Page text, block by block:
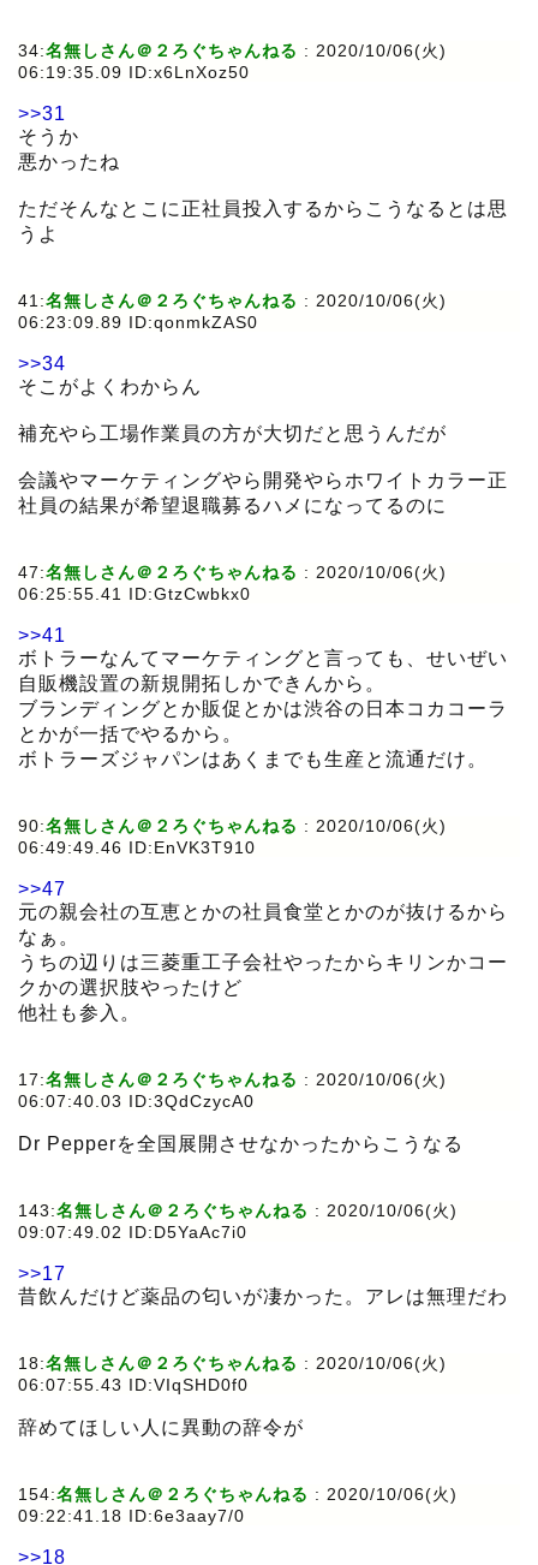
34:名無しさん＠２ろぐちゃんねる : 2020/10/06(火)
06:19:35.09 ID:x6LnXoz50
>>31
そうか
悪かったね
ただそんなとこに正社員投入するからこうなるとは思
うよ
41:名無しさん＠２ろぐちゃんねる : 2020/10/06(火)
06:23:09.89 ID:qonmkZAS0
>>34
そこがよくわからん
補充やら工場作業員の方が大切だと思うんだが
会議やマーケティングやら開発やらホワイトカラー正
社員の結果が希望退職募るハメになってるのに
47:名無しさん＠２ろぐちゃんねる : 2020/10/06(火)
06:25:55.41 ID:GtzCwbkx0
>>41
ボトラーなんてマーケティングと言っても、せいぜい
自販機設置の新規開拓しかできんから。
ブランディングとか販促とかは渋谷の日本コカコーラ
とかが一括でやるから。
ボトラーズジャパンはあくまでも生産と流通だけ。
90:名無しさん＠２ろぐちゃんねる : 2020/10/06(火)
06:49:49.46 ID:EnVK3T910
>>47
元の親会社の互恵とかの社員食堂とかのが抜けるから
なぁ。
うちの辺りは三菱重工子会社やったからキリンかコー
クかの選択肢やったけど
他社も参入。
17:名無しさん＠２ろぐちゃんねる : 2020/10/06(火)
06:07:40.03 ID:3QdCzycA0
Dr Pepperを全国展開させなかったからこうなる
143:名無しさん＠２ろぐちゃんねる : 2020/10/06(火)
09:07:49.02 ID:D5YaAc7i0
>>17
昔飲んだけど薬品の匂いが凄かった。アレは無理だわ
18:名無しさん＠２ろぐちゃんねる : 2020/10/06(火)
06:07:55.43 ID:VIqSHD0f0
辞めてほしい人に異動の辞令が
154:名無しさん＠２ろぐちゃんねる : 2020/10/06(火)
09:22:41.18 ID:6e3aay7/0
>>18